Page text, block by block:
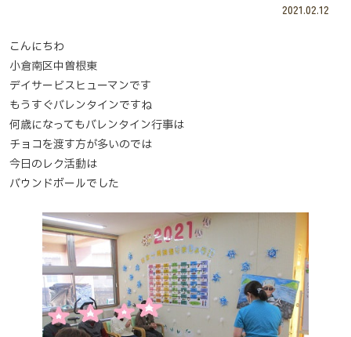
2021.02.12
こんにちわ
小倉南区中曽根東
デイサービスヒューマンです
もうすぐバレンタインですね
何歳になってもバレンタイン行事は
チョコを渡す方が多いのでは
今日のレク活動は
バウンドボールでした